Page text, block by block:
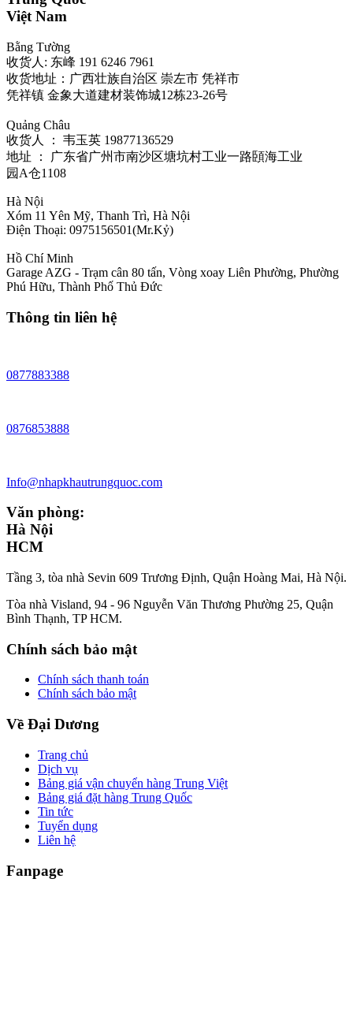
Việt Nam
Bằng Tường
收货人: 东峰 191 6246 7961
收货地址：广西壮族自治区 崇左市 凭祥市
凭祥镇 金象大道建材装饰城12栋23-26号
Quảng Châu
收货人 ： 韦玉英 19877136529‬
地址 ： 广东省广州市南沙区塘坑村工业一路頣海工业
园A仓1108
Hà Nội
Xóm 11 Yên Mỹ, Thanh Trì, Hà Nội
Điện Thoại: 0975156501(Mr.Kỷ)
Hồ Chí Minh
Garage AZG - Trạm cân 80 tấn, Vòng xoay Liên Phường, Phường
Phú Hữu, Thành Phố Thủ Đức
Thông tin liên hệ
0877883388
0876853888
Info@nhapkhautrungquoc.com
Văn phòng:
Hà Nội
HCM
Tầng 3, tòa nhà Sevin 609 Trương Định, Quận Hoàng Mai, Hà Nội.
Tòa nhà Visland, 94 - 96 Nguyễn Văn Thương Phường 25, Quận
Bình Thạnh, TP HCM.
Chính sách bảo mật
Chính sách thanh toán
Chính sách bảo mật
Về Đại Dương
Trang chủ
Dịch vụ
Bảng giá vận chuyển hàng Trung Việt
Bảng giá đặt hàng Trung Quốc
Tin tức
Tuyển dụng
Liên hệ
Fanpage